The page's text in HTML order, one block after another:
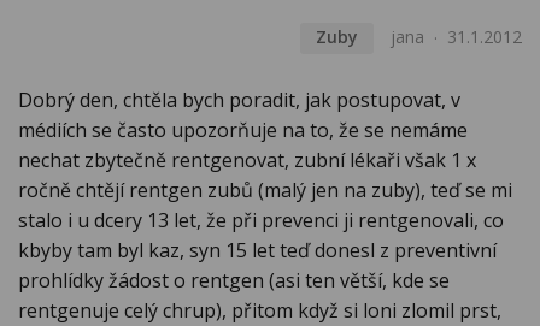
Zuby jana 31.1.2012
Dobrý den, chtěla bych poradit, jak postupovat, v
médiích se často upozorňuje na to, že se nemáme
nechat zbytečně rentgenovat, zubní lékaři však 1 x
ročně chtějí rentgen zubů (malý jen na zuby), teď se mi
stalo i u dcery 13 let, že při prevenci ji rentgenovali, co
kbyby tam byl kaz, syn 15 let teď donesl z preventivní
prohlídky žádost o rentgen (asi ten větší, kde se
rentgenuje celý chrup), přitom když si loni zlomil prst,